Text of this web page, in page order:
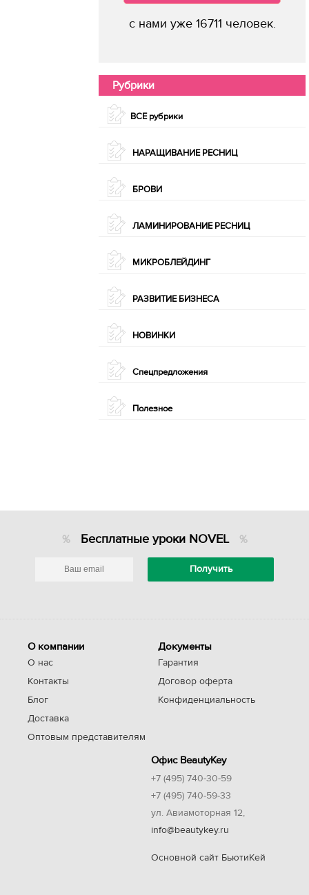
с нами уже 16711 человек.
Рубрики
ВСЕ рубрики
НАРАЩИВАНИЕ РЕСНИЦ
БРОВИ
ЛАМИНИРОВАНИЕ РЕСНИЦ
МИКРОБЛЕЙДИНГ
РАЗВИТИЕ БИЗНЕСА
НОВИНКИ
Спецпредложения
Полезное
Бесплатные уроки NOVEL
О компании
О нас
Контакты
Блог
Доставка
Оптовым представителям
Документы
Гарантия
Договор оферта
Конфиденциальность
Офис BeautyKey
+7 (495) 740-30-59
+7 (495) 740-59-33
ул. Авиамоторная 12,
info@beautykey.ru
Основной сайт БьютиКей